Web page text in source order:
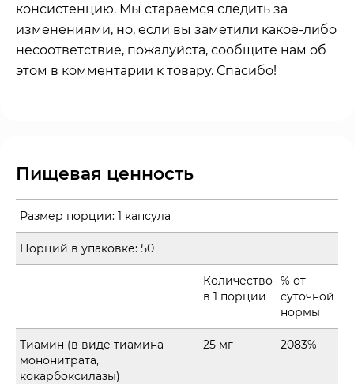
консистенцию. Мы стараемся следить за
изменениями, но, если вы заметили какое-либо
несоответствие, пожалуйста, сообщите нам об
этом в комментарии к товару. Спасибо!
Пищевая ценность
Размер порции: 1 капсула
Порций в упаковке: 50
Количество
в 1 порции
% от
суточной
нормы
Тиамин (в виде тиамина
мононитрата,
кокарбоксилазы)
25 мг 2083%